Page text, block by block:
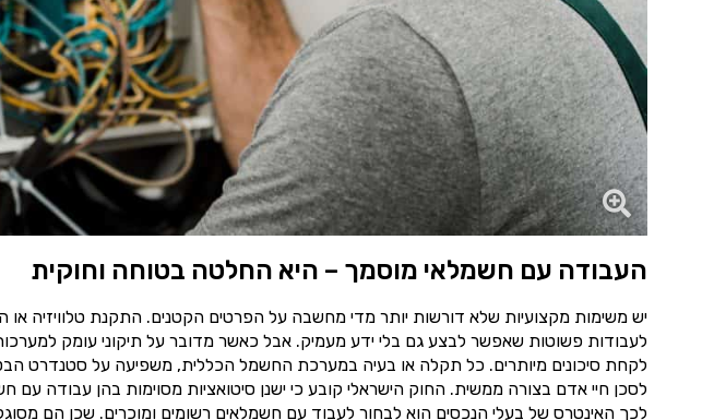
העבודה עם חשמלאי מוסמך – היא החלטה בטוחה וחוקית
יש משימות מקצועיות שלא דורשות יותר מדי מחשבה על הפרטים הקטנים. התקנת טלוויזיה או
לעבודות פשוטות שאפשר לבצע גם בלי ידע מעמיק. אבל כאשר מדובר על תיקוני עומק
לקחת סיכונים מיותרים. כל תקלה או בעיה במערכת החשמל הכללית, משפיעה על סטנדרט
לסכן חיי אדם בצורה ממשית. החוק הישראלי קובע כי ישנן סיטואציות מסוימות בהן עבודה עם
לכך האינטרס של בעלי הנכסים הוא לבחור לעבוד עם חשמלאים רשומים ומוכרים. שכן הם